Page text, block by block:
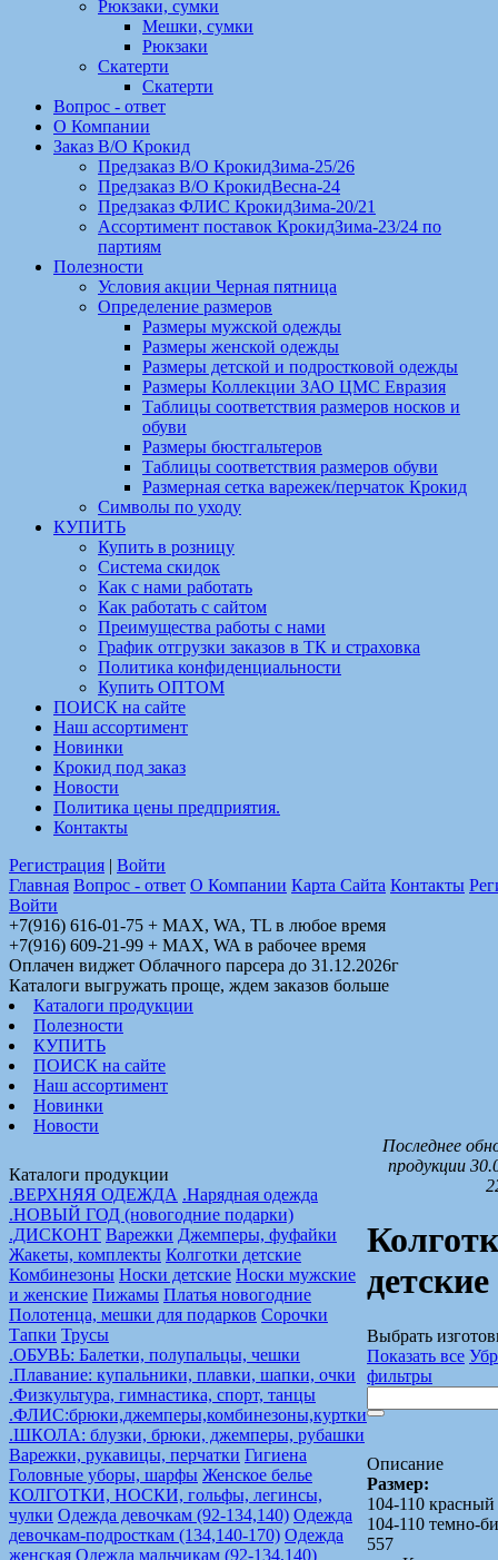
Рюкзаки, сумки
Мешки, сумки
Рюкзаки
Скатерти
Скатерти
Вопрос - ответ
О Компании
Заказ В/О Крокид
Предзаказ В/О КрокидЗима-25/26
Предзаказ В/О КрокидВесна-24
Предзаказ ФЛИС КрокидЗима-20/21
Ассортимент поставок КрокидЗима-23/24 по
партиям
Полезности
Условия акции Черная пятница
Определение размеров
Размеры мужской одежды
Размеры женской одежды
Размеры детской и подростковой одежды
Размеры Коллекции ЗАО ЦМС Евразия
Таблицы соответствия размеров носков и
обуви
Размеры бюстгальтеров
Таблицы соответствия размеров обуви
Размерная сетка варежек/перчаток Крокид
Символы по уходу
КУПИТЬ
Купить в розницу
Система скидок
Как с нами работать
Как работать с сайтом
Преимущества работы с нами
График отгрузки заказов в ТК и страховка
Политика конфиденциальности
Купить ОПТОМ
ПОИСК на сайте
Наш ассортимент
Новинки
Крокид под заказ
Новости
Политика цены предприятия.
Контакты
Регистрация | Войти
Главная Вопрос - ответ О Компании Карта Сайта Контакты
Войти
+7(916) 616-01-75 + MAX, WA, TL в любое время
+7(916) 609-21-99 + MAX, WA в рабочее время
Оплачен виджет Облачного парсера до 31.12.2026г
Каталоги выгружать проще, ждем заказов больше
Каталоги продукции
Полезности
КУПИТЬ
ПОИСК на сайте
Наш ассортимент
Новинки
Новости
Каталоги продукции
.ВЕРХНЯЯ ОДЕЖДА .Нарядная одежда
.НОВЫЙ ГОД (новогодние подарки)
.ДИСКОНТ Варежки Джемперы, фуфайки
Жакеты, комплекты Колготки детские
Комбинезоны Носки детские Носки мужские
и женские Пижамы Платья новогодние
Полотенца, мешки для подарков Сорочки
Тапки Трусы
.ОБУВЬ: Балетки, полупальцы, чешки
.Плавание: купальники, плавки, шапки, очки
.Физкультура, гимнастика, спорт, танцы
.ФЛИС:брюки,джемперы,комбинезоны,куртки
.ШКОЛА: блузки, брюки, джемперы, рубашки
Варежки, рукавицы, перчатки Гигиена
Головные уборы, шарфы Женское белье
КОЛГОТКИ, НОСКИ, гольфы, легинсы,
чулки Одежда девочкам (92-134,140) Одежда
девочкам-подросткам (134,140-170) Одежда
женская Одежда мальчикам (92-134,140)
Последнее
продукции
детские
Выбрать
Показать все
фильтры
Описание
Размер:
104-110 красный
104-110 темно-
557